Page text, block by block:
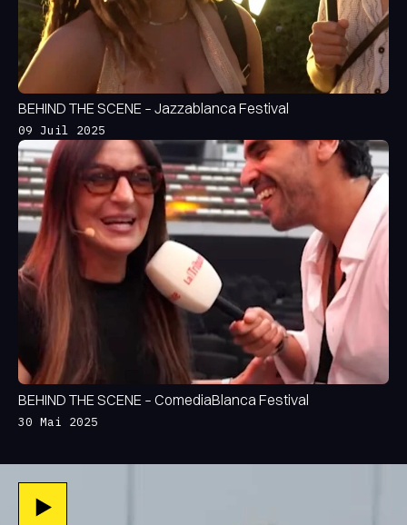
BEHIND THE SCENE – Jazzablanca Festival
09 Juil 2025
BEHIND THE SCENE – ComediaBlanca Festival
30 Mai 2025